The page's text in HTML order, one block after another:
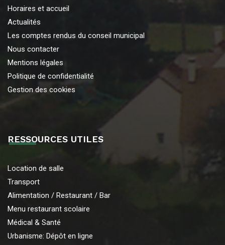
Horaires et accueil
Actualités
Les comptes rendus du conseil municipal
Nous contacter
Mentions légales
Politique de confidentialité
Gestion des cookies
RESSOURCES UTILES
Location de salle
Transport
Alimentation / Restaurant / Bar
Menu restaurant scolaire
Médical & Santé
Urbanisme: Dépôt en ligne